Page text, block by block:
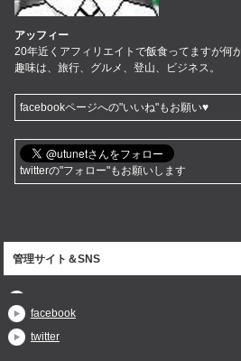
アッフィー
20年近くアフィリエイトで飯食ってますが何
趣味は、旅行、グルメ、登山、ビジネス。
facebookページへの"いいね"もお願い♥
twitterの"フォロー"もお願いします
管理サイト＆SNS
facebook
twitter